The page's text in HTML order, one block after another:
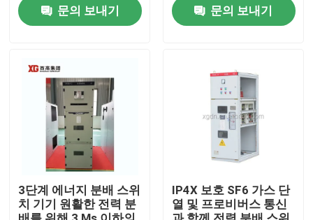
제품
우리에 대하여
공장 여행
품질 관리
문의 보내기
문의 보내기
3단계 에너지 분배 스위
치 기기 원활한 전력 분
IP4X 보호 SF6 가스 단
열 및 프로비버스 통신